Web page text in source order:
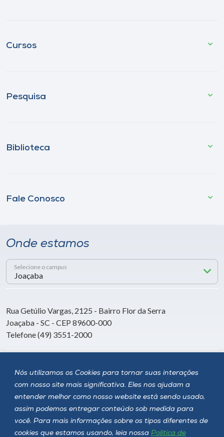
Nós utilizamos os Cookies para tornar suas interações
com nosso site mais significativa. Eles nos ajudam a
entender melhor como nosso website está sendo usado,
assim podemos entregar conteúdo sob medida para
você. Para mais informações sobre os tipos diferentes de
cookies que estamos usando, leia nossa Política de
Cursos
Pesquisa
Biblioteca
Fale Conosco
Onde estamos
Selecione o campus
Rua Getúlio Vargas, 2125 - Bairro Flor da Serra
Joaçaba - SC - CEP 89600-000
Telefone (49) 3551-2000
Siga a Unoesc